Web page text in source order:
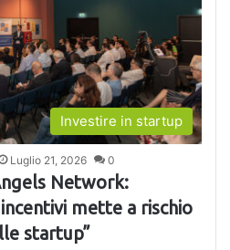
Investire in startup
Luglio 21, 2026 0
Network:
incentivi mette a rischio
startup”